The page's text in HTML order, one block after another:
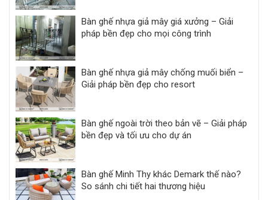
Bàn ghế nhựa giả mây giá xưởng – Giải
pháp bền đẹp cho mọi công trình
Bàn ghế nhựa giả mây chống muối biển –
Giải pháp bền đẹp cho resort
Bàn ghế ngoài trời theo bản vẽ – Giải pháp
bền đẹp và tối ưu cho dự án
Bàn ghế Minh Thy khác Demark thế nào?
So sánh chi tiết hai thương hiệu